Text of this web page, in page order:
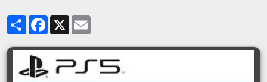
PartagerFacebook
X